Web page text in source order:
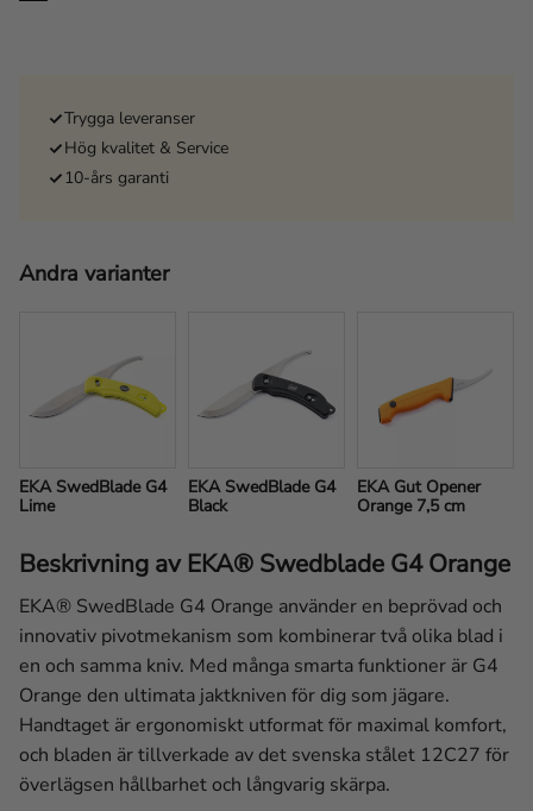
Trygga leveranser
Hög kvalitet & Service
10-års garanti
Andra varianter
EKA SwedBlade G4
Lime
EKA SwedBlade G4
Black
EKA Gut Opener
Orange 7,5 cm
Beskrivning av EKA® Swedblade G4 Orange
EKA® SwedBlade G4 Orange använder en beprövad och
innovativ pivotmekanism som kombinerar två olika blad i
en och samma kniv. Med många smarta funktioner är G4
Orange den ultimata jaktkniven för dig som jägare.
Handtaget är ergonomiskt utformat för maximal komfort,
och bladen är tillverkade av det svenska stålet 12C27 för
överlägsen hållbarhet och långvarig skärpa.